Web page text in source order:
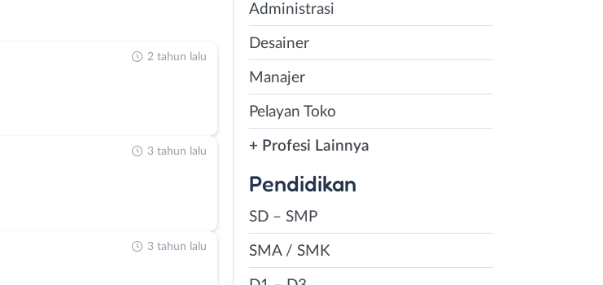
2 tahun lalu
3 tahun lalu
3 tahun lalu
Administrasi
Desainer
Manajer
Pelayan Toko
+ Profesi Lainnya
Pendidikan
SD – SMP
SMA / SMK